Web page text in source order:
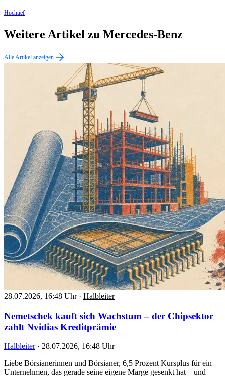
Hochtief
Weitere Artikel zu Mercedes-Benz
Alle Artikel anzeigen
28.07.2026, 16:48 Uhr · Halbleiter
Nemetschek kauft sich Wachstum – der Chipsektor
zahlt Nvidias Kreditprämie
Halbleiter · 28.07.2026, 16:48 Uhr
Liebe Börsianerinnen und Börsianer, 6,5 Prozent Kursplus für ein
Unternehmen, das gerade seine eigene Marge gesenkt hat – und